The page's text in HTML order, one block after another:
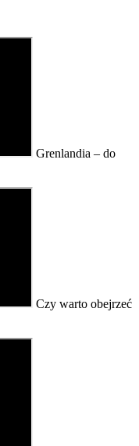
Grenlandia – do
Czy warto obejrzeć